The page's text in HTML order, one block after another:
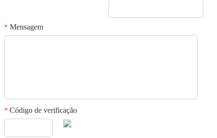
*Mensagem
*Código de verificação